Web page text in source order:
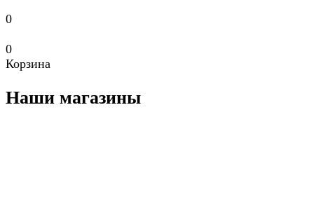
0
0
Корзина
Наши магазины